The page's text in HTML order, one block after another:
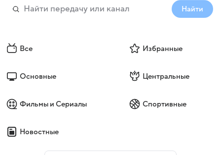
Найти
Все Избранные
Основные Центральные
Фильмы и Сериалы Спортивные
Новостные